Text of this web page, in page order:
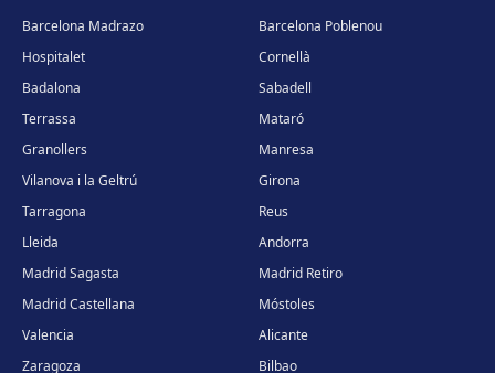
Barcelona Madrazo
Barcelona Poblenou
Hospitalet
Cornellà
Badalona
Sabadell
Terrassa
Mataró
Granollers
Manresa
Vilanova i la Geltrú
Girona
Tarragona
Reus
Lleida
Andorra
Madrid Sagasta
Madrid Retiro
Madrid Castellana
Móstoles
Valencia
Alicante
Zaragoza
Bilbao